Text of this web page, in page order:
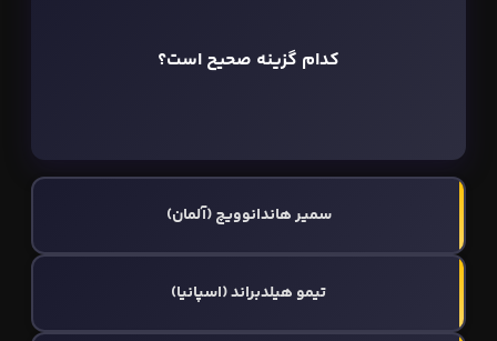
کدام گزینه صحیح است؟
سمیر هاندانوویچ (آلمان)
تیمو هیلدبراند (اسپانیا)